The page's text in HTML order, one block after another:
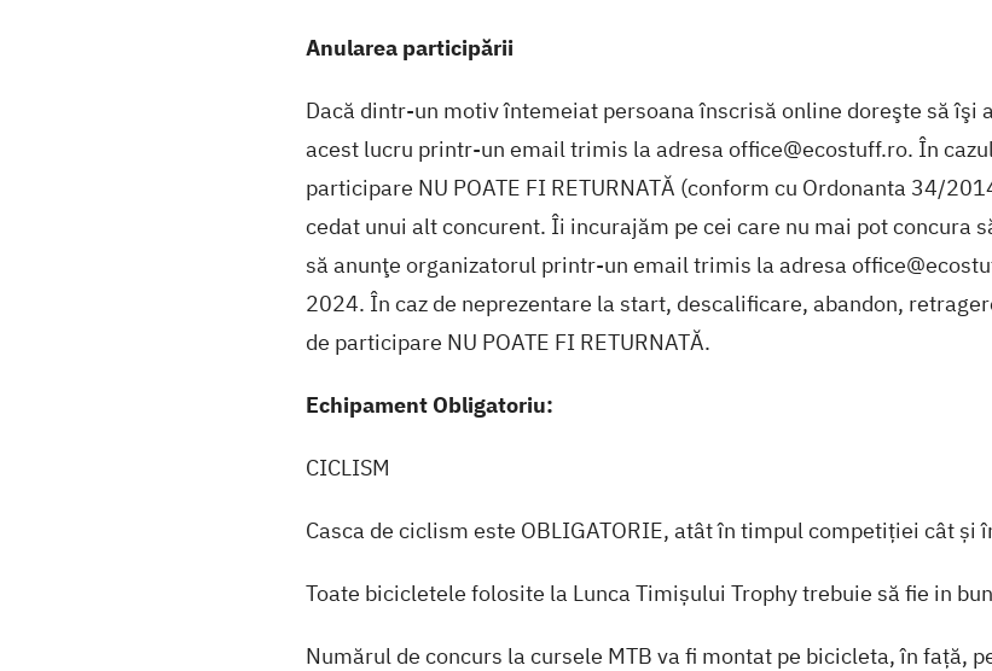
Anularea participării
Dacă dintr-un motiv întemeiat persoana înscrisă online doreşte să îşi
acest lucru printr-un email trimis la adresa office@ecostuff.ro. În
participare NU POATE FI RETURNATĂ (conform cu Ordonanta 34/
cedat unui alt concurent. Îi incurajăm pe cei care nu mai pot concura
să anunţe organizatorul printr-un email trimis la adresa
2024. În caz de neprezentare la start, descalificare, abandon,
de participare NU POATE FI RETURNATĂ.
Echipament Obligatoriu:
CICLISM
Casca de ciclism este OBLIGATORIE, atât în timpul competiției cât și
Toate bicicletele folosite la Lunca Timișului Trophy trebuie să fie in
Numărul de concurs la cursele MTB va fi montat pe bicicleta, în față,